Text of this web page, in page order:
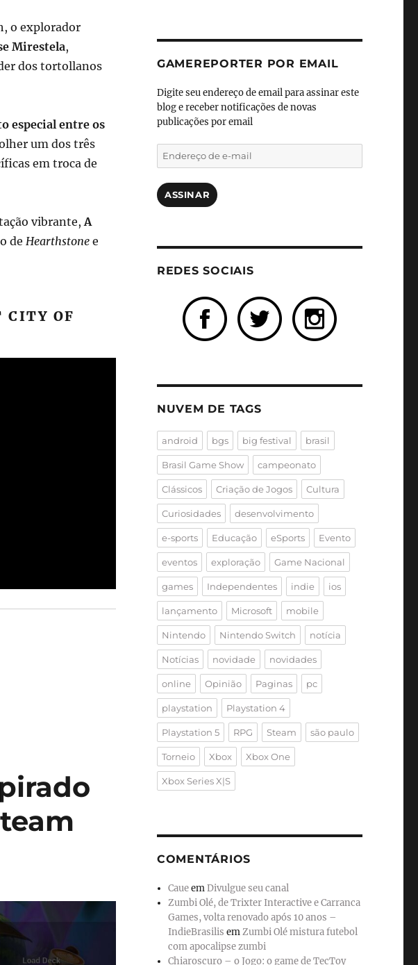
o explorador
Mirestela,
dos tortollanos
especial entre os
um dos três
em troca de
vibrante,A
de Hearthstonee
CITY OF
GAMEREPORTER POR EMAIL
Digite seu endereço de email para assinar este
blog e receber notificações de novas
publicações por email
Endereço
de
e-
mail
ASSINAR
REDES SOCIAIS
NUVEM DE TAGS
android bgs big festival brasil
Brasil Game Show campeonato
Clássicos Criação de Jogos Cultura
Curiosidades desenvolvimento
e-sports Educação eSports Evento
eventos exploração Game Nacional
games Independentes indie ios
lançamento Microsoft mobile
Nintendo Nintendo Switch notícia
Notícias novidade novidades
online Opinião Paginas pc
playstation Playstation 4
Playstation 5 RPG Steam são paulo
Torneio Xbox Xbox One
Xbox Series X|S
COMENTÁRIOS
CaueemDivulgue seu canal
Zumbi Olé, de Trixter Interactive e Carranca
Games, volta renovado após 10 anos –
IndieBrasilis emZumbi Olé mistura futebol
com apocalipse zumbi
Chiaroscuro – o Jogo: o game de TecToy